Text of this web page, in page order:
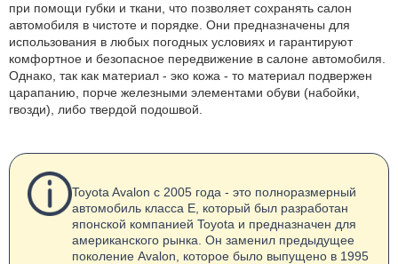
при помощи губки и ткани, что позволяет сохранять салон
автомобиля в чистоте и порядке. Они предназначены для
использования в любых погодных условиях и гарантируют
комфортное и безопасное передвижение в салоне автомобиля.
Однако, так как материал - эко кожа - то материал подвержен
царапанию, порче железными элементами обуви (набойки,
гвозди), либо твердой подошвой.
Toyota Avalon с 2005 года - это полноразмерный
автомобиль класса E, который был разработан
японской компанией Toyota и предназначен для
американского рынка. Он заменил предыдущее
поколение Avalon, которое было выпущено в 1995